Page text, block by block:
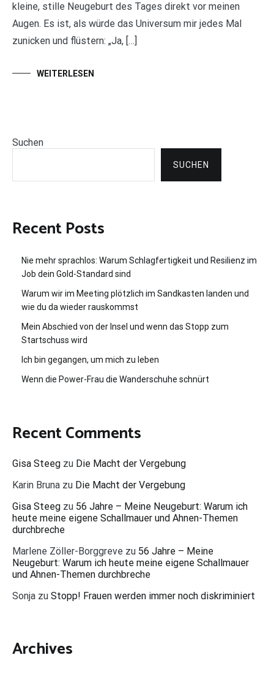
kleine, stille Neugeburt des Tages direkt vor meinen
Augen. Es ist, als würde das Universum mir jedes Mal
zunicken und flüstern: „Ja, […]
WEITERLESEN
Suchen
SUCHEN
Recent Posts
Nie mehr sprachlos: Warum Schlagfertigkeit und Resilienz im
Job dein Gold-Standard sind
Warum wir im Meeting plötzlich im Sandkasten landen und
wie du da wieder rauskommst
Mein Abschied von der Insel und wenn das Stopp zum
Startschuss wird
Ich bin gegangen, um mich zu leben
Wenn die Power-Frau die Wanderschuhe schnürt
Recent Comments
Gisa Steeg zu Die Macht der Vergebung
Karin Bruna zu Die Macht der Vergebung
Gisa Steeg zu 56 Jahre – Meine Neugeburt: Warum ich
heute meine eigene Schallmauer und Ahnen-Themen
durchbreche
Marlene Zöller-Borggreve zu 56 Jahre – Meine
Neugeburt: Warum ich heute meine eigene Schallmauer
und Ahnen-Themen durchbreche
Sonja zu Stopp! Frauen werden immer noch diskriminiert
Archives